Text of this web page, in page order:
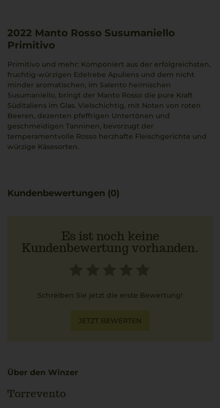
2022 Manto Rosso Susumaniello
Primitivo
Primitivo und mehr: Komponiert aus der erfolgreichsten,
fruchtig-würzigen Edelrebe Apuliens und dem nicht
minder aromatischen, im Salento heimischen
Susumaniello, bringt der Manto Rosso die pure Kraft
Süditaliens im Glas. Vielschichtig, mit Noten von roten
Beeren, dezenten pfeffrigen Untertönen und
geschmeidigen Tanninen, bevorzugt der
temperamentvolle Rosso herzhafte Fleischgerichte und
würzige Käsesorten.
Kundenbewertungen (0)
Es ist noch keine
Kundenbewertung vorhanden.
Schreiben Sie jetzt die erste Bewertung!
JETZT BEWERTEN
Über den Winzer
Torrevento